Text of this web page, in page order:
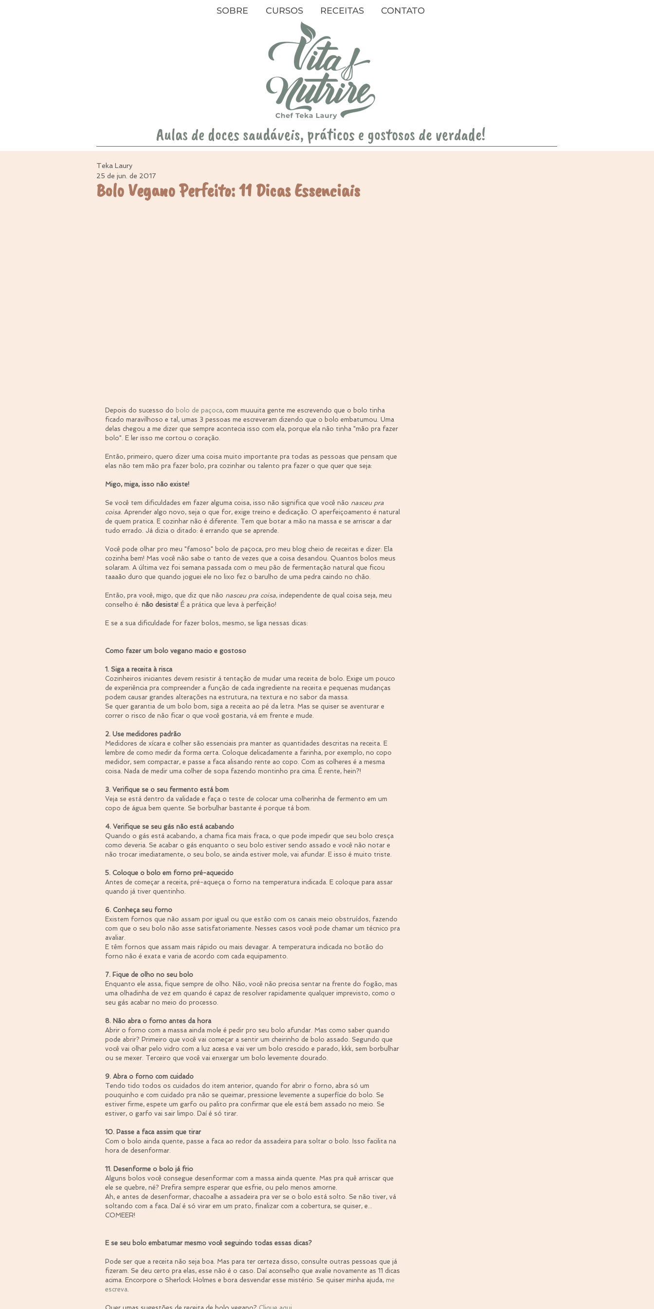
SOBRE CURSOS RECEITAS CONTATO
Aulas de doces saudáveis, práticos e gostosos de verdade!
Bolo Vegano Perfeito: 11 Dicas Essenciais
Teka Laury
25 de jun. de 2017
Depois do sucesso do bolo de paçoca, com muuuita gente me escrevendo que o bolo tinha
ficado maravilhoso e tal, umas 3 pessoas me escreveram dizendo que o bolo embatumou. Uma
delas chegou a me dizer que sempre acontecia isso com ela, porque ela não tinha "mão pra fazer
bolo". E ler isso me cortou o coração.
Então, primeiro, quero dizer uma coisa muito importante pra todas as pessoas que pensam que
elas não tem mão pra fazer bolo, pra cozinhar ou talento pra fazer o que quer que seja:
Migo, miga, isso não existe!
Se você tem dificuldades em fazer alguma coisa, isso não significa que você não nasceu pra
coisa . Aprender algo novo, seja o que for, exige treino e dedicação. O aperfeiçoamento é natural
de quem pratica. E cozinhar não é diferente. Tem que botar a mão na massa e se arriscar a dar
tudo errado. Já dizia o ditado: é errando que se aprende.
Você pode olhar pro meu "famoso" bolo de paçoca, pro meu blog cheio de receitas e dizer: Ela
cozinha bem! Mas você não sabe o tanto de vezes que a coisa desandou. Quantos bolos meus
solaram. A última vez foi semana passada com o meu pão de fermentação natural que ficou
taaaão duro que quando joguei ele no lixo fez o barulho de uma pedra caindo no chão.
Então, pra você, migo, que diz que não nasceu pra coisa, independente de qual coisa seja, meu
conselho é: não desista! É a prática que leva à perfeição!
E se a sua dificuldade for fazer bolos, mesmo, se liga nessas dicas:
Como fazer um bolo vegano macio e gostoso
1. Siga a receita à risca
Cozinheiros iniciantes devem resistir á tentação de mudar uma receita de bolo. Exige um pouco
de experiência pra compreender a função de cada ingrediente na receita e pequenas mudanças
podem causar grandes alterações na estrutura, na textura e no sabor da massa.
Se quer garantia de um bolo bom, siga a receita ao pé da letra. Mas se quiser se aventurar e
correr o risco de não ficar o que você gostaria, vá em frente e mude.
2. Use medidores padrão
Medidores de xícara e colher são essenciais pra manter as quantidades descritas na receita. E
lembre de como medir da forma certa. Coloque delicadamente a farinha, por exemplo, no copo
medidor, sem compactar, e passe a faca alisando rente ao copo. Com as colheres é a mesma
coisa. Nada de medir uma colher de sopa fazendo montinho pra cima. É rente, hein?!
3. Verifique se o seu fermento está bom
Veja se está dentro da validade e faça o teste de colocar uma colherinha de fermento em um
copo de água bem quente. Se borbulhar bastante é porque tá bom.
4. Verifique se seu gás não está acabando
Quando o gás está acabando, a chama fica mais fraca, o que pode impedir que seu bolo cresça
como deveria. Se acabar o gás enquanto o seu bolo estiver sendo assado e você não notar e
não trocar imediatamente, o seu bolo, se ainda estiver mole, vai afundar. E isso é muito triste.
5. Coloque o bolo em forno pré-aquecido
Antes de começar a receita, pré-aqueça o forno na temperatura indicada. E coloque para assar
quando já tiver quentinho.
6. Conheça seu forno
Existem fornos que não assam por igual ou que estão com os canais meio obstruídos, fazendo
com que o seu bolo não asse satisfatoriamente. Nesses casos você pode chamar um técnico pra
avaliar.
E têm fornos que assam mais rápido ou mais devagar. A temperatura indicada no botão do
forno não é exata e varia de acordo com cada equipamento.
7. Fique de olho no seu bolo
Enquanto ele assa, fique sempre de olho. Não, você não precisa sentar na frente do fogão, mas
uma olhadinha de vez em quando é capaz de resolver rapidamente qualquer imprevisto, como o
seu gás acabar no meio do processo.
8. Não abra o forno antes da hora
Abrir o forno com a massa ainda mole é pedir pro seu bolo afundar. Mas como saber quando
pode abrir? Primeiro que você vai começar a sentir um cheirinho de bolo assado. Segundo que
você vai olhar pelo vidro com a luz acesa e vai ver um bolo crescido e parado, kkk, sem borbulhar
ou se mexer. Terceiro que você vai enxergar um bolo levemente dourado.
9. Abra o forno com cuidado
Tendo tido todos os cuidados do item anterior, quando for abrir o forno, abra só um
pouquinho e com cuidado pra não se queimar, pressione levemente a superfície do bolo. Se
estiver firme, espete um garfo ou palito pra confirmar que ele está bem assado no meio. Se
estiver, o garfo vai sair limpo. Daí é só tirar.
10. Passe a faca assim que tirar
Com o bolo ainda quente, passe a faca ao redor da assadeira para soltar o bolo. Isso facilita na
hora de desenformar.
11. Desenforme o bolo já frio
Alguns bolos você consegue desenformar com a massa ainda quente. Mas pra quê arriscar que
ele se quebre, né? Prefira sempre esperar que esfrie, ou pelo menos amorne.
Ah, e antes de desenformar, chacoalhe a assadeira pra ver se o bolo está solto. Se não tiver, vá
soltando com a faca. Daí é só virar em um prato, finalizar com a cobertura, se quiser, e...
COMEER!
E se seu bolo embatumar mesmo você seguindo todas essas dicas?
Pode ser que a receita não seja boa. Mas para ter certeza disso, consulte outras pessoas que já
fizeram. Se deu certo pra elas, esse não é o caso. Daí aconselho que avalie novamente as 11 dicas
acima. Encorpore o Sherlock Holmes e bora desvendar esse mistério. Se quiser minha ajuda, me
escreva